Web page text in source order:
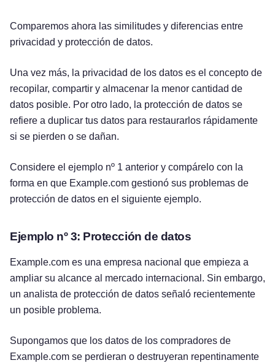
Comparemos ahora las similitudes y diferencias entre
privacidad y protección de datos.
Una vez más, la privacidad de los datos es el concepto de
recopilar, compartir y almacenar la menor cantidad de
datos posible. Por otro lado, la protección de datos se
refiere a duplicar tus datos para restaurarlos rápidamente
si se pierden o se dañan.
Considere el ejemplo nº 1 anterior y compárelo con la
forma en que Example.com gestionó sus problemas de
protección de datos en el siguiente ejemplo.
Ejemplo nº 3: Protección de datos
Example.com es una empresa nacional que empieza a
ampliar su alcance al mercado internacional. Sin embargo,
un analista de protección de datos señaló recientemente
un posible problema.
Supongamos que los datos de los compradores de
Example.com se perdieran o destruyeran repentinamente